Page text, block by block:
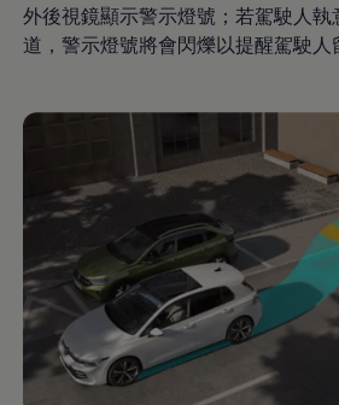
外後視鏡顯示警示燈號；若駕駛人
道，警示燈號將會閃爍以提醒駕駛人